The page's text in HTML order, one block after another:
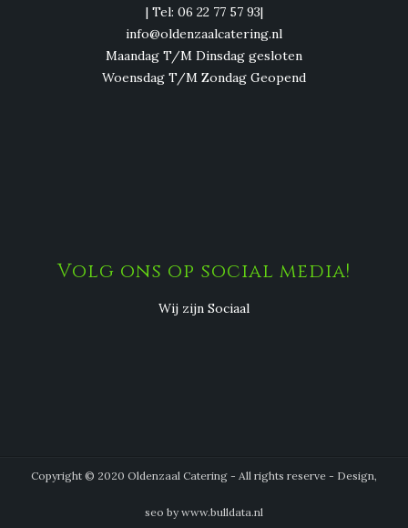
| Tel: 06 22 77 57 93|
info@oldenzaalcatering.nl
Maandag T/M Dinsdag gesloten
Woensdag T/M Zondag Geopend
Volg ons op social media!
Wij zijn Sociaal
Copyright © 2020 Oldenzaal Catering - All rights reserve - Design,
seo by www.bulldata.nl